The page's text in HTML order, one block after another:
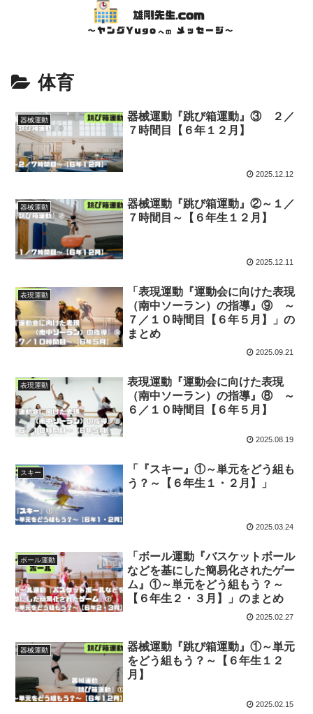
体育
器械運動
器械運動『跳び箱運動』③ ２／
７時間目【６年１２月】
2025.12.12
器械運動
器械運動『跳び箱運動』②～１／
７時間目～【６年生１２月】
2025.12.11
表現運動
「表現運動『運動会に向けた表現
（南中ソーラン）の指導』⑨ ～
７／１０時間目【６年５月】」の
まとめ
2025.09.21
表現運動
表現運動『運動会に向けた表現
（南中ソーラン）の指導』⑧ ～
６／１０時間目【６年５月】
2025.08.19
スキー
「『スキー』①～単元をどう組も
う？～【６年生１・２月】」
2025.03.24
ボール運動
「ボール運動『バスケットボール
などを基にした簡易化されたゲー
ム』①～単元をどう組もう？～
【６年生２・３月】」のまとめ
2025.02.27
器械運動
器械運動『跳び箱運動』①～単元
をどう組もう？～【６年生１２
月】
2025.02.15